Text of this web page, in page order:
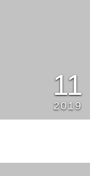
11
2019